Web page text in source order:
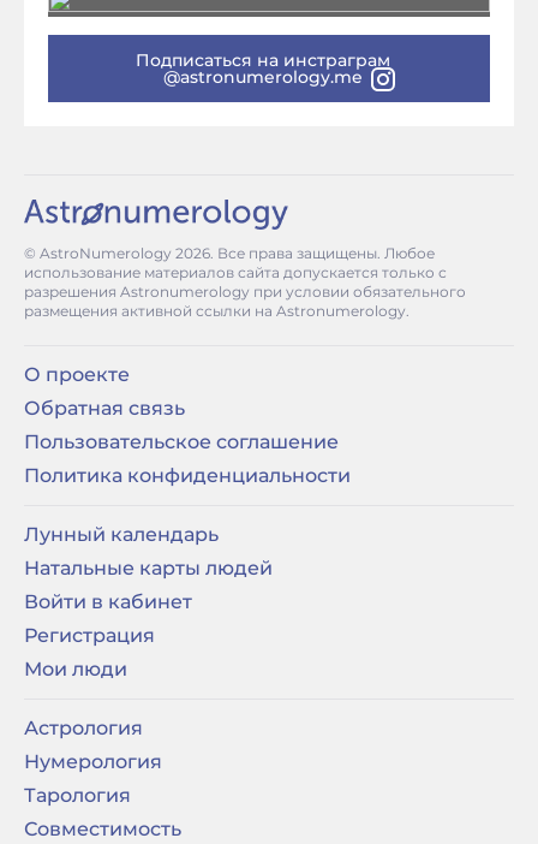
Подписаться на инстраграм
@astronumerology.me
© AstroNumerology 2026. Все права защищены. Любое
использование материалов сайта допускается только с
разрешения Astronumerology при условии обязательного
размещения активной ссылки на Astronumerology.
О проекте
Обратная связь
Пользовательское соглашение
Политика конфиденциальности
Лунный календарь
Натальные карты людей
Войти в кабинет
Регистрация
Мои люди
Астрология
Нумерология
Тарология
Совместимость